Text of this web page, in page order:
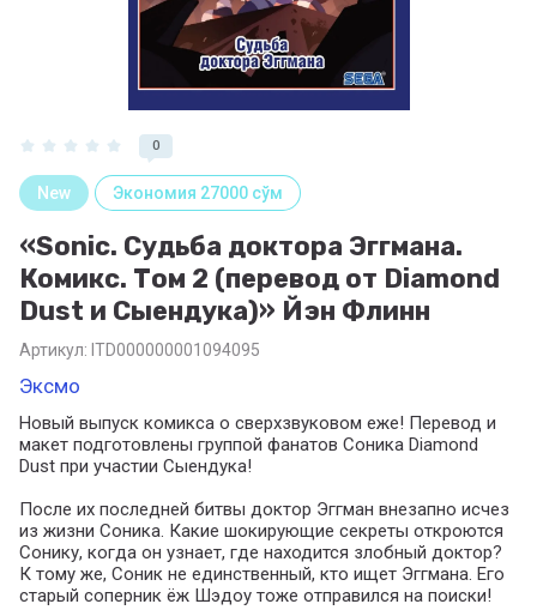
0
New Экономия 27000 сўм
«Sonic. Судьба доктора Эггмана.
Комикс. Том 2 (перевод от Diamond
Dust и Сыендука)» Йэн Флинн
Артикул: ITD000000001094095
Эксмо
Новый выпуск комикса о сверхзвуковом еже! Перевод и
макет подготовлены группой фанатов Соника Diamond
Dust при участии Сыендука!
После их последней битвы доктор Эггман внезапно исчез
из жизни Соника. Какие шокирующие секреты откроются
Сонику, когда он узнает, где находится злобный доктор?
К тому же, Соник не единственный, кто ищет Эггмана. Его
старый соперник ёж Шэдоу тоже отправился на поиски!